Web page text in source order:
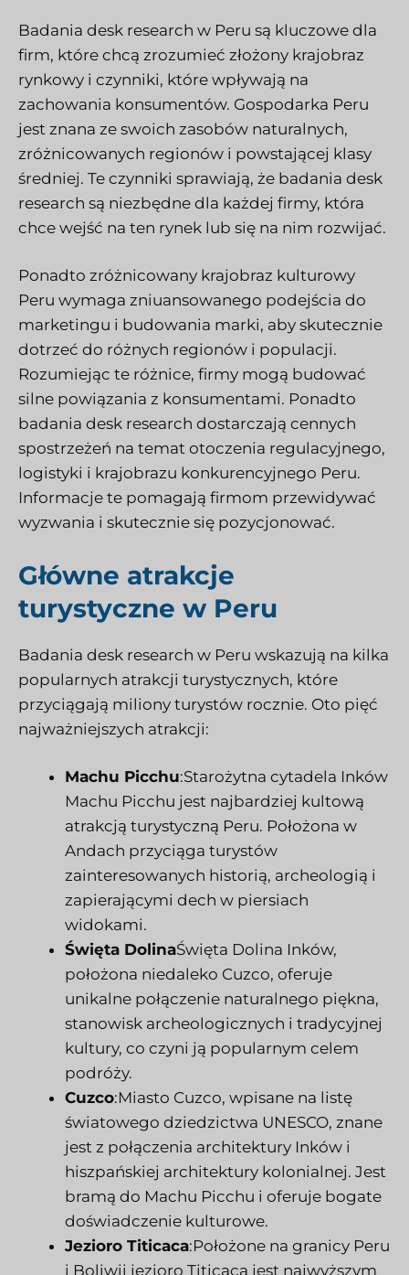
Badania desk research w Peru są kluczowe dla
firm, które chcą zrozumieć złożony krajobraz
rynkowy i czynniki, które wpływają na
zachowania konsumentów. Gospodarka Peru
jest znana ze swoich zasobów naturalnych,
zróżnicowanych regionów i powstającej klasy
średniej. Te czynniki sprawiają, że badania desk
research są niezbędne dla każdej firmy, która
chce wejść na ten rynek lub się na nim rozwijać.
Ponadto zróżnicowany krajobraz kulturowy
Peru wymaga zniuansowanego podejścia do
marketingu i budowania marki, aby skutecznie
dotrzeć do różnych regionów i populacji.
Rozumiejąc te różnice, firmy mogą budować
silne powiązania z konsumentami. Ponadto
badania desk research dostarczają cennych
spostrzeżeń na temat otoczenia regulacyjnego,
logistyki i krajobrazu konkurencyjnego Peru.
Informacje te pomagają firmom przewidywać
wyzwania i skutecznie się pozycjonować.
Główne atrakcje
turystyczne w Peru
Badania desk research w Peru wskazują na kilka
popularnych atrakcji turystycznych, które
przyciągają miliony turystów rocznie. Oto pięć
najważniejszych atrakcji:
Machu Picchu:Starożytna cytadela Inków
Machu Picchu jest najbardziej kultową
atrakcją turystyczną Peru. Położona w
Andach przyciąga turystów
zainteresowanych historią, archeologią i
zapierającymi dech w piersiach
widokami.
Święta DolinaŚwięta Dolina Inków,
położona niedaleko Cuzco, oferuje
unikalne połączenie naturalnego piękna,
stanowisk archeologicznych i tradycyjnej
kultury, co czyni ją popularnym celem
podróży.
Cuzco:Miasto Cuzco, wpisane na listę
światowego dziedzictwa UNESCO, znane
jest z połączenia architektury Inków i
hiszpańskiej architektury kolonialnej. Jest
bramą do Machu Picchu i oferuje bogate
doświadczenie kulturowe.
Jezioro Titicaca:Położone na granicy Peru
i Boliwii jezioro Titicaca jest najwyższym